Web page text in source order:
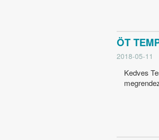
ÖT
2018-05-11
Kedves